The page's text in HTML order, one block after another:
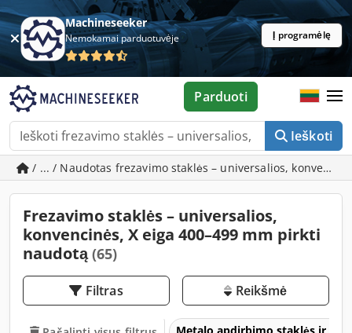
Machineseeker
Nemokamai parduotuvėje Į programėlę
Ieškoti
Parduoti
/ ... / Naudotas frezavimo staklės – universalios,
Frezavimo staklės – universalios,
konvencinės, X eiga 400–499 mm pirkti
naudotą(65)
Filtras Reikšmė